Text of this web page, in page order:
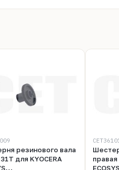
резинового вала
для KYOCERA
правая
ECOSYS